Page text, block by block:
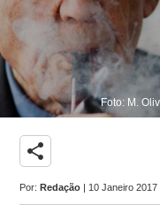
Foto: M.
share
Por:Redação | 10 Janeiro 2017